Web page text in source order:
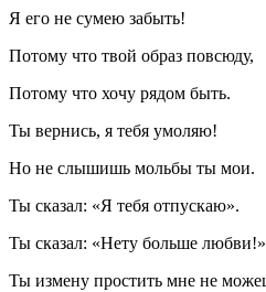
Я его не сумею забыть!
Потому что твой образ повсюду,
Потому что хочу рядом быть.
Ты вернись, я тебя умоляю!
Но не слышишь мольбы ты мои.
Ты сказал: «Я тебя отпускаю».
Ты сказал: «Нету больше
Ты измену простить мне не